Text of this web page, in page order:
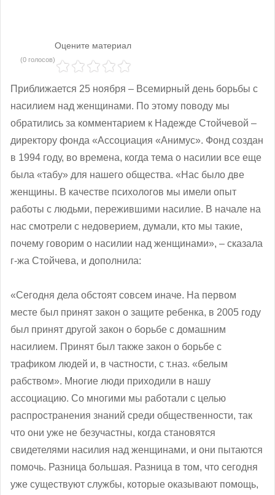
Оцените материал
(0 голосов)
Приближается 25 ноября – Всемирный день борьбы с
насилием над женщинами. По этому поводу мы
обратились за комментарием к Надежде Стойчевой –
директору фонда «Ассоциация «Анимус». Фонд создан
в 1994 году, во времена, когда тема о насилии все еще
была «табу» для нашего общества. «Нас было две
женщины. В качестве психологов мы имели опыт
работы с людьми, пережившими насилие. В начале на
нас смотрели с недоверием, думали, кто мы такие,
почему говорим о насилии над женщинами», ‒ сказала
г-жа Стойчева, и дополнила:
«Сегодня дела обстоят совсем иначе. На первом
месте был принят закон о защите ребенка, в 2005 году
был принят другой закон о борьбе с домашним
насилием. Принят был также закон о борьбе с
трафиком людей и, в частности, с т.наз. «белым
рабством». Многие люди приходили в нашу
ассоциацию. Со многими мы работали с целью
распространения знаний среди общественности, так
что они уже не безучастны, когда становятся
свидетелями насилия над женщинами, и они пытаются
помочь. Разница большая. Разница в том, что сегодня
уже существуют службы, которые оказывают помощь,